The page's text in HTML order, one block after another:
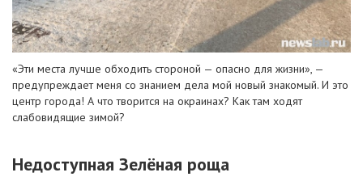
«Эти места лучше обходить стороной — опасно для жизни», —
предупреждает меня со знанием дела мой новый знакомый. И это
центр города! А что творится на окраинах? Как там ходят
слабовидящие зимой?
Недоступная Зелёная роща